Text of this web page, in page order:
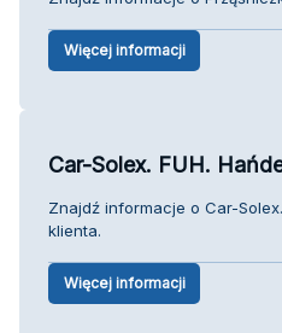
Więcej informacji
Car-Solex. FUH.
Znajdź informacje o Car-
klienta.
Więcej informacji